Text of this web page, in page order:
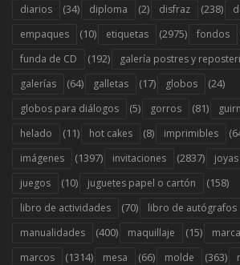
diarios (34) diploma (2) disfraz (238)
empaques (10) etiquetas (2975) fondos
funda de CD (192) galería postres y
galerías (64) galletas (17) globos (24)
globos para diálogos (5) gorros (81)
helado (11) hot cakes (8) imprimibles
imágenes (1397) invitaciones (2837)
juegos (10) juguetes papel o cartón (158)
libro de actividades (70) libro de autógrafos
manualidades (400) maquillaje (15)
marcos (1314) mesa (66) molde (363)